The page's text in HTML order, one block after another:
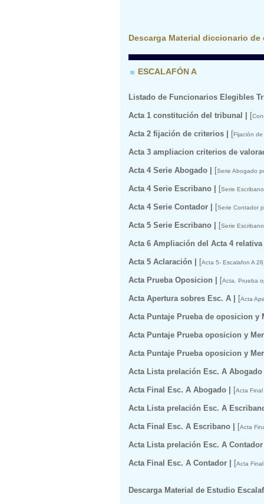
Descarga Material diccionario
ESCALAFÓN A
Listado de Funcionarios Elegibles
Acta 1 constitución del tribunal | [
Acta 2 fijación de criterios | [Fijación
Acta 3 ampliacion criterios de
Acta 4 Serie Abogado | [Serie Abogado
Acta 4 Serie Escribano | [Serie
Acta 4 Serie Contador | [Serie Contador
Acta 5 Serie Escribano | [Serie
Acta 6 Ampliación del Acta 4
Acta 5 Aclaración | [Acta 5- Escalafon A
Acta Prueba Oposicion | [Acta. Prueba
Acta Apertura sobres Esc. A | [Acta
Acta Puntaje Prueba de oposicion y
Acta Puntaje Prueba oposicion y
Acta Puntaje Prueba oposicion y
Acta Lista prelación Esc. A Abogado
Acta Final Esc. A Abogado | [Acta
Acta Lista prelación Esc. A
Acta Final Esc. A Escribano | [Acta
Acta Lista prelación Esc. A
Acta Final Esc. A Contador | [Acta
Descarga Material de Estudio